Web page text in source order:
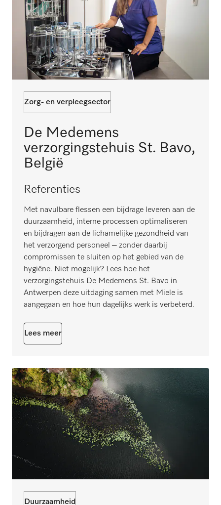
Zorg- en verpleegsector
De Medemens
verzorgingstehuis St. Bavo,
België
Referenties
Met navulbare flessen een bijdrage leveren aan de
duurzaamheid, interne processen optimaliseren
en bijdragen aan de lichamelijke gezondheid van
het verzorgend personeel – zonder daarbij
compromissen te sluiten op het gebied van de
hygiëne. Niet mogelijk? Lees hoe het
verzorgingstehuis De Medemens St. Bavo in
Antwerpen deze uitdaging samen met Miele is
aangegaan en hoe hun dagelijks werk is verbeterd.
Lees meer
Duurzaamheid